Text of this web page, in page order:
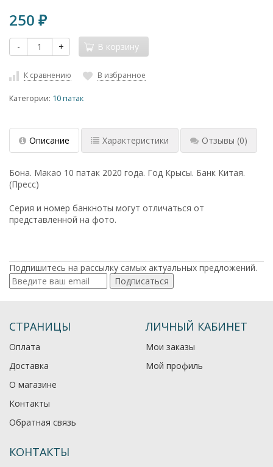
250 ₽
- + В корзину
К сравнению В избранное
Категории: 10 патак
Описание Характеристики Отзывы (0)
Бона. Макао 10 патак 2020 года. Год Крысы. Банк Китая.
(Пресс)
Серия и номер банкноты могут отличаться от
представленной на фото.
Подпишитесь на рассылку самых актуальных предложений.
Подписаться
СТРАНИЦЫ
Оплата
Доставка
О магазине
Контакты
Обратная связь
ЛИЧНЫЙ КАБИНЕТ
Мои заказы
Мой профиль
КОНТАКТЫ